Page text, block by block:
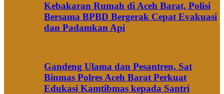
Kebakaran Rumah di Aceh Barat, Polisi
Bersama BPBD Bergerak Cepat Evakuasi
dan Padamkan Api
Gandeng Ulama dan Pesantren, Sat
Binmas Polres Aceh Barat Perkuat
Edukasi Kamtibmas kepada Santri